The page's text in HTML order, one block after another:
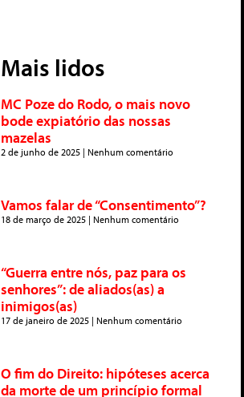
Mais lidos
MC Poze do Rodo, o mais novo
bode expiatório das nossas
mazelas
2 de junho de 2025 Nenhum comentário
Vamos falar de “Consentimento”?
18 de março de 2025 Nenhum comentário
“Guerra entre nós, paz para os
senhores”: de aliados(as) a
inimigos(as)
17 de janeiro de 2025 Nenhum comentário
O fim do Direito: hipóteses acerca
da morte de um princípio formal